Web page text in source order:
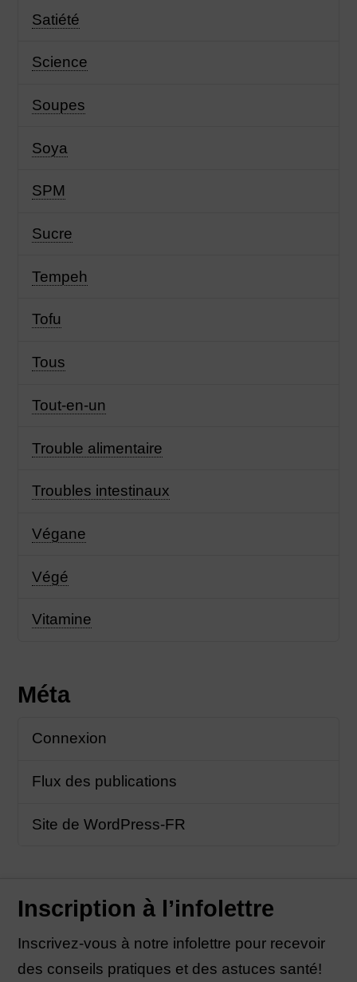
Satiété
Science
Soupes
Soya
SPM
Sucre
Tempeh
Tofu
Tous
Tout-en-un
Trouble alimentaire
Troubles intestinaux
Végane
Végé
Vitamine
Méta
Connexion
Flux des publications
Site de WordPress-FR
Inscription à l’infolettre
Inscrivez-vous à notre infolettre pour recevoir
des conseils pratiques et des astuces santé!